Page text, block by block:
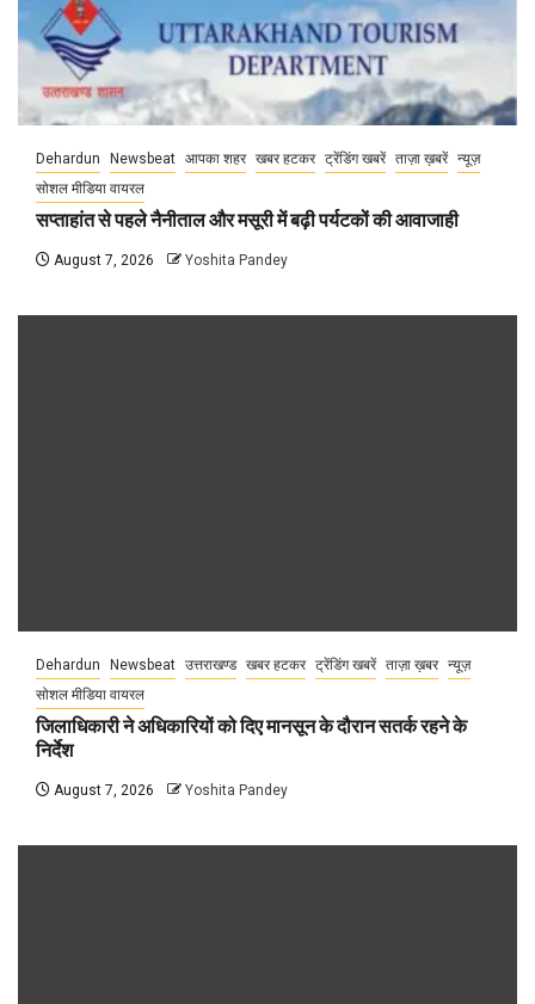
Dehardun Newsbeat आपका शहर खबर हटकर ट्रेंडिंग खबरें ताज़ा ख़बरें न्यूज़
सोशल मीडिया वायरल
सप्ताहांत से पहले नैनीताल और मसूरी में बढ़ी पर्यटकों की आवाजाही
August 7, 2026 Yoshita Pandey
Dehardun Newsbeat उत्तराखण्ड खबर हटकर ट्रेंडिंग खबरें ताज़ा ख़बर न्यूज़
सोशल मीडिया वायरल
जिलाधिकारी ने अधिकारियों को दिए मानसून के दौरान सतर्क रहने के
निर्देश
August 7, 2026 Yoshita Pandey